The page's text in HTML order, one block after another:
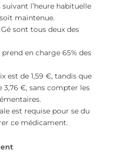
suivant l’heure habituelle
maintenue.
sont tous deux des
en charge 65% des
est de 1,59 €, tandis que
€, sans compter les
est requise pour se du
ce médicament.